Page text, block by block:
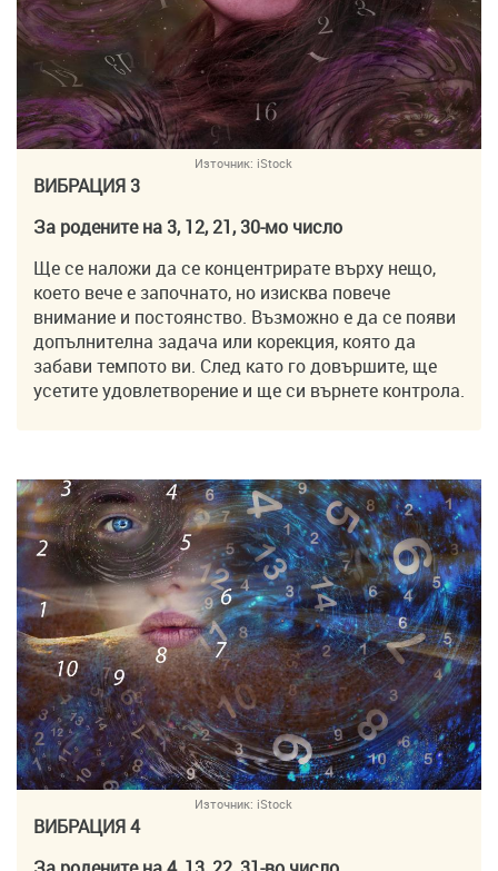
Източник: iStock
ВИБРАЦИЯ 3
За родените на 3, 12, 21, 30-мо число
Ще се наложи да се концентрирате върху нещо,
което вече е започнато, но изисква повече
внимание и постоянство. Възможно е да се появи
допълнителна задача или корекция, която да
забави темпото ви. След като го довършите, ще
усетите удовлетворение и ще си върнете контрола.
Източник: iStock
ВИБРАЦИЯ 4